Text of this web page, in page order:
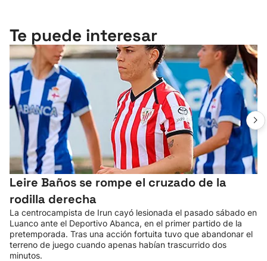
Te puede interesar
Leire Baños se rompe el cruzado de la
rodilla derecha
La centrocampista de Irun cayó lesionada el pasado sábado en
Luanco ante el Deportivo Abanca, en el primer partido de la
pretemporada. Tras una acción fortuita tuvo que abandonar el
terreno de juego cuando apenas habían trascurrido dos
minutos.